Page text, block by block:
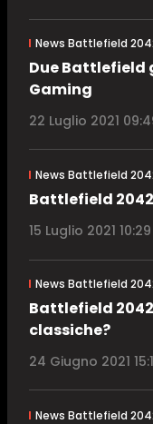
News Battlefield
Due Battlefield
Gaming
22 Luglio 2021
News Battlefield
Battlefield
15 Luglio 2021 10:29
News Battlefield
Battlefield
classiche?
24 Giugno 2021
News Battlefield